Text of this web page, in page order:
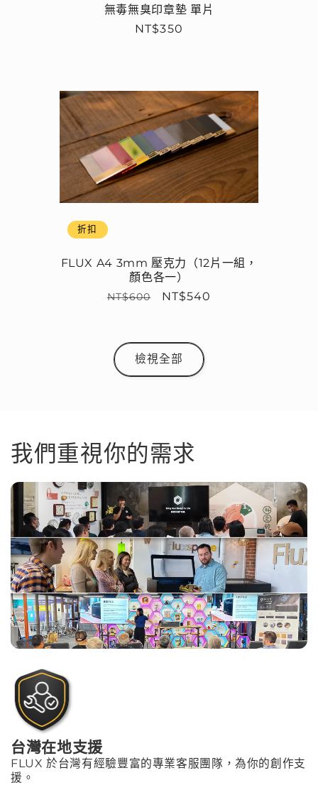
無毒無臭印章墊 單片
定
NT$350
折扣
FLUX A4 3mm 壓克力（12片一組，
顏色各一）
定
NT$600
售
NT$540
檢視全部
我們重視你的需求
台灣在地支援
FLUX 於台灣有經驗豐富的專業客服團隊，為你的創作支
援。